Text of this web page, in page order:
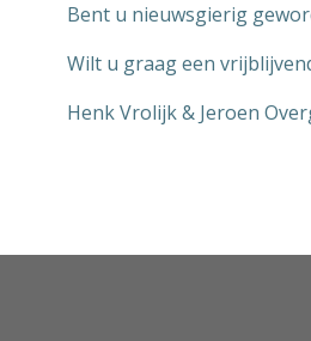
Bent u nieuwsgierig
Wilt u graag een
Henk Vrolijk & Jeroen